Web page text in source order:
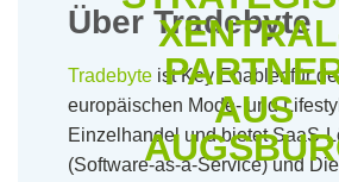
Über Tradebyte
Tradebyteist Key Enabler für
europäischen Mode- und
Einzelhandel und bietet SaaS-
(Software-as-a-Service) und